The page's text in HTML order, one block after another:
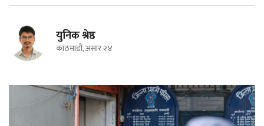
युनिक श्रेष्ठ
काठमाडौं, असार २४